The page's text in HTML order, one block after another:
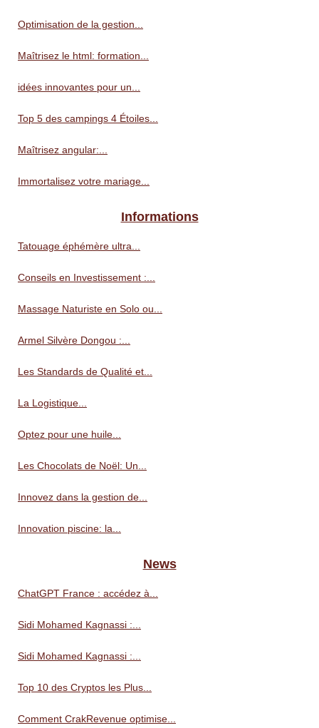
Optimisation de la gestion...
Maîtrisez le html: formation...
idées innovantes pour un...
Top 5 des campings 4 Étoiles...
Maîtrisez angular:...
Immortalisez votre mariage...
Informations
Tatouage éphémère ultra...
Conseils en Investissement :...
Massage Naturiste en Solo ou...
Armel Silvère Dongou :...
Les Standards de Qualité et...
La Logistique...
Optez pour une huile...
Les Chocolats de Noël: Un...
Innovez dans la gestion de...
Innovation piscine: la...
News
ChatGPT France : accédez à...
Sidi Mohamed Kagnassi :...
Sidi Mohamed Kagnassi :...
Top 10 des Cryptos les Plus...
Comment CrakRevenue optimise...